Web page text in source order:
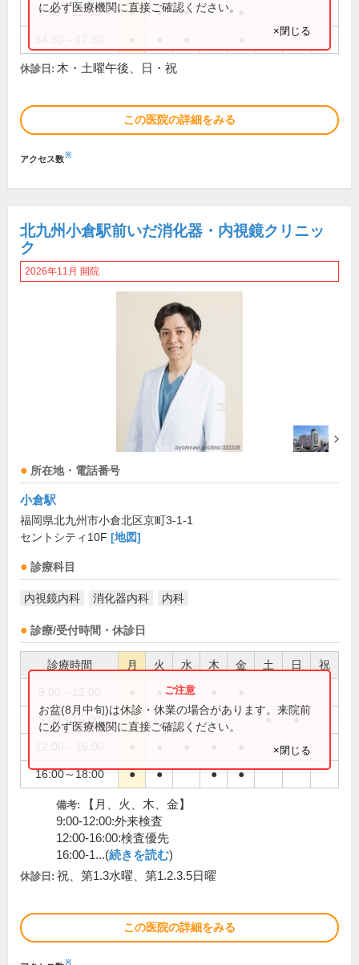
9:00～12:30 ● ● ●
に必ず医療機関に直接ご確認ください。
×閉じる
休診日: 木・土曜午後、日・祝
この医院の詳細をみる
アクセス数※
北九州小倉駅前いだ消化器・内視鏡クリニッ
ク
2026年11月 開院
所在地・電話番号
小倉駅
福岡県北九州市小倉北区京町3-1-1
セントシティ10F [地図]
診療科目
内視鏡内科 消化器内科 内科
診療/受付時間・休診日
診療時間 月 火 水 木 金 土 日 祝
●
9:00～15:00 ● ●
16:00～18:00 ● ● ● ●
お盆(8月中旬)は休診・休業の場合があります。来院前
に必ず医療機関に直接ご確認ください。
×閉じる
備考:
【月、火、木、金】
9:00-12:00:外来検査
12:00-16:00:検査優先
16:00-1...(続きを読む)
休診日: 祝、第1.3水曜、第1.2.3.5日曜
この医院の詳細をみる
※